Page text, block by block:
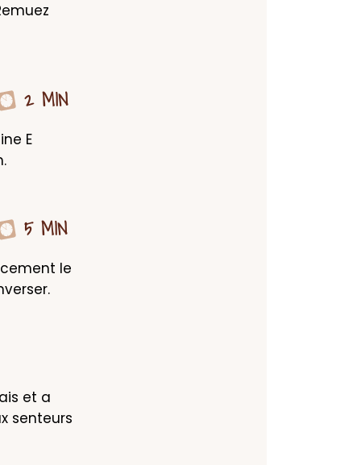
2 MIN
E
5 MIN
le
et a
senteurs